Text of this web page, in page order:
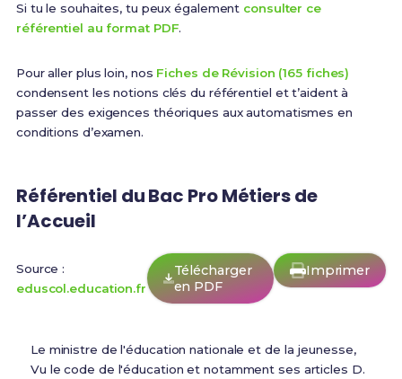
Si tu le souhaites, tu peux également consulter ce
référentiel au format PDF.
Pour aller plus loin, nos Fiches de Révision (165 fiches)
condensent les notions clés du référentiel et t’aident à
passer des exigences théoriques aux automatismes en
conditions d’examen.
Référentiel du Bac Pro Métiers de
l’Accueil
Source :
eduscol.education.fr
Télécharger
en PDF
Imprimer
Le ministre de l'éducation nationale et de la jeunesse,
Vu le code de l'éducation et notamment ses articles D.